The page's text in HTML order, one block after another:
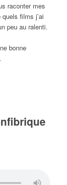
raconter mes
films j’ai
peu au ralenti.
bonne